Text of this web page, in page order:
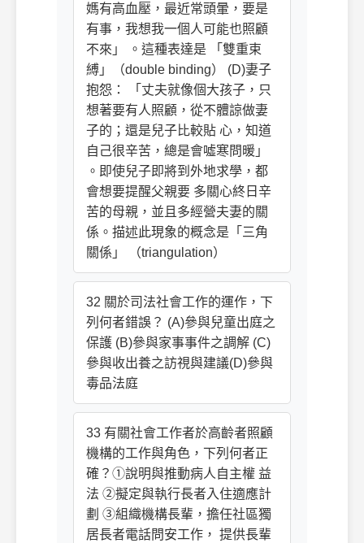
媽有高血壓，最近常頭暈，要是
有事，我想我一個人可能也照顧
不來」 。這種表達是 「雙重束
縛」（double binding） (D)妻子
抱怨： 「丈夫就像個大孩子，只
想著要有人照顧，從不體諒做妻
子的；還是兒子比較貼 心，知道
自己很辛苦，總是會噓寒問暖」
。即使兒子即將到外地求學，都
會想要提醒父親要 多關心終日辛
苦的母親，並且多經營夫妻的關
係。描述此現象的概念是「三角
關係」 （triangulation）
32 關於司法社會工作的運作，下
列何者錯誤？ (A)參與兒童出庭之
保護 (B)參與家事事件之調解 (C)
參與收出養之訪視與建議(D)參與
毒品法庭
33 有關社會工作者於高齡者照顧
機構的工作與角色，下列何者正
確？①說明與推動病人自主權 益
法 ②擬定與執行長者入住適應計
劃 ③組織機構長輩，擔任社區獨
居長者電話問安工作， 提供長輩